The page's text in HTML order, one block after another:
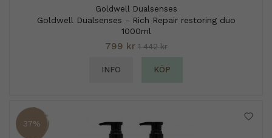
Goldwell Dualsenses
Goldwell Dualsenses - Rich Repair restoring duo
1000ml
799 kr 1 442 kr
INFO KÖP
37%